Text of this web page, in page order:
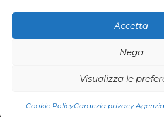
Accetta
Nega
Visualizza le
Cookie PolicyGaranzia privacy
Smp1|Smp2| Google
© 2026 Agenzia Marianna•